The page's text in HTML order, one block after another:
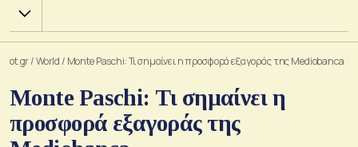
Χ.Α.
ot.gr/World / Monte Paschi: Τι σημαίνει η προσφορά εξαγοράς της Mediobanca
Monte Paschi: Τι σημαίνει η
προσφορά εξαγοράς της